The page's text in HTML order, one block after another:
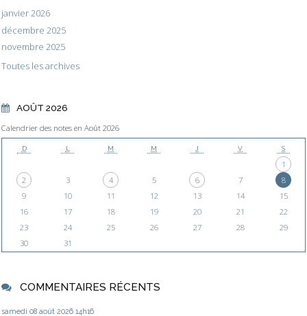
janvier 2026
décembre 2025
novembre 2025
Toutes les archives
AOÛT 2026
Calendrier des notes en Août 2026
D L M M J V S
1
2
3 4 5 6 7
8
9
10 11 12 13 14
15
16
17 18 19 20 21
22
23
24 25 26 27 28
29
30
31
COMMENTAIRES RÉCENTS
samedi 08 août 2026 14h16